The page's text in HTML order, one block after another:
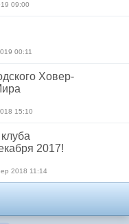
09:00
00:11
Ховер-
15:10
2017!
2018 11:14